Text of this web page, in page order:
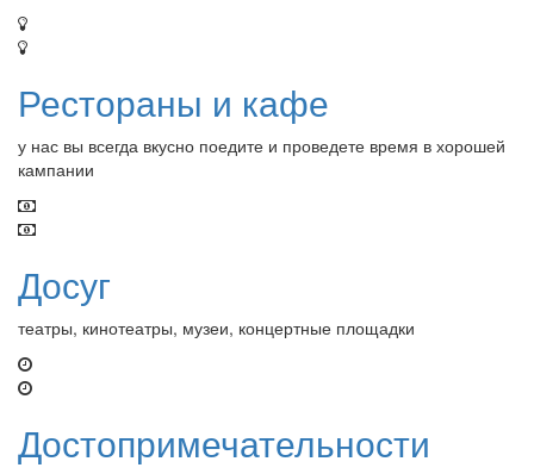
Рестораны и кафе
у нас вы всегда вкусно поедите и проведете время в хорошей
кампании
Досуг
театры, кинотеатры, музеи, концертные площадки
Достопримечательности